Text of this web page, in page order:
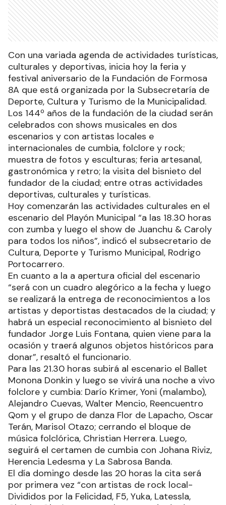
Con una variada agenda de actividades turísticas,
culturales y deportivas, inicia hoy la feria y
festival aniversario de la Fundación de Formosa
8A que está organizada por la Subsecretaría de
Deporte, Cultura y Turismo de la Municipalidad.
Los 144º años de la fundación de la ciudad serán
celebrados con shows musicales en dos
escenarios y con artistas locales e
internacionales de cumbia, folclore y rock;
muestra de fotos y esculturas; feria artesanal,
gastronómica y retro; la visita del bisnieto del
fundador de la ciudad; entre otras actividades
deportivas, culturales y turísticas.
Hoy comenzarán las actividades culturales en el
escenario del Playón Municipal “a las 18.30 horas
con zumba y luego el show de Juanchu & Caroly
para todos los niños”, indicó el subsecretario de
Cultura, Deporte y Turismo Municipal, Rodrigo
Portocarrero.
En cuanto a la a apertura oficial del escenario
“será con un cuadro alegórico a la fecha y luego
se realizará la entrega de reconocimientos a los
artistas y deportistas destacados de la ciudad; y
habrá un especial reconocimiento al bisnieto del
fundador Jorge Luis Fontana, quien viene para la
ocasión y traerá algunos objetos históricos para
donar”, resaltó el funcionario.
Para las 21.30 horas subirá al escenario el Ballet
Monona Donkin y luego se vivirá una noche a vivo
folclore y cumbia: Darío Krimer, Yoni (malambo),
Alejandro Cuevas, Walter Mencio, Reencuentro
Qom y el grupo de danza Flor de Lapacho, Oscar
Terán, Marisol Otazo; cerrando el bloque de
música folclórica, Christian Herrera. Luego,
seguirá el certamen de cumbia con Johana Riviz,
Herencia Ledesma y La Sabrosa Banda.
El día domingo desde las 20 horas la cita será
por primera vez “con artistas de rock local-
Divididos por la Felicidad, F5, Yuka, Latessla,